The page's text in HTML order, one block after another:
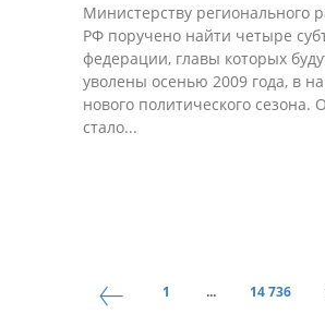
Министерству регионального
РФ поручено найти четыре
федерации, главы которых
уволены осенью 2009 года, в
нового политического сезона.
стало...
1 ... 14 736